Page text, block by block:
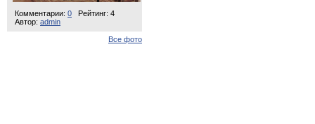
Комментарии: 0
Рейтинг: 4
Автор: admin
Все фото